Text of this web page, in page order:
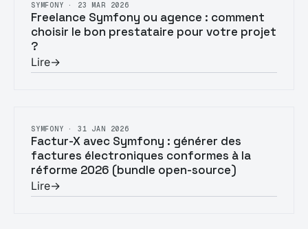
SYMFONY · 23 MAR 2026
Freelance Symfony ou agence : comment
choisir le bon prestataire pour votre projet
?
Lire→
SYMFONY · 31 JAN 2026
Factur-X avec Symfony : générer des
factures électroniques conformes à la
réforme 2026 (bundle open-source)
Lire→